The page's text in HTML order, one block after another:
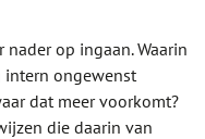
op ingaan. Waarin
ongewenst
dat meer voorkomt?
die daarin van